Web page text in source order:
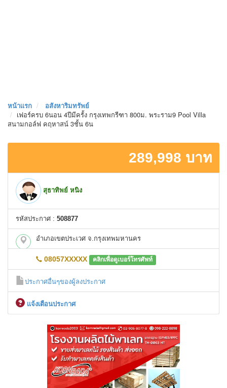
หน้าเเรก
อสังหาริมทรัพย์
เฟอร์ครบ 6นอน 4ปีมีครั้ง กรุงเทพกรีฑา 800ม. พระราม9 Pool Villa
สนามกอล์ฟ คฤหาสน์ 3ชั้น 6น
289,998 บาท
สุธาทิพย์ หนิง
รหัสประกาศ : 508877
อำเภอเขตประเวศ จ.กรุงเทพมหานคร
08057XXXXX คลิกเพื่อดูเบอร์โทรศัพท์
ประกาศอื่นๆของผู้ลงประกาศ
เเจ้งเตือนประกาศ